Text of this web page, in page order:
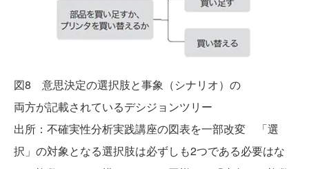
図8 意思決定の選択肢と事象（シナリオ）の
両方が記載されているデシジョンツリー
出所：不確実性分析実践講座の図表を一部改変 「選
択」の対象となる選択肢は必ずしも2つである必要はな